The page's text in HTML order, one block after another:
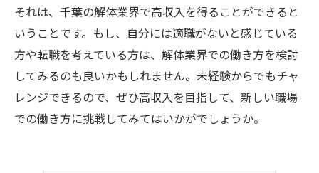
それは、千葉の解体業界で高収入を得ることができると
いうことです。もし、自分には適職がないと感じている
方や転職を考えている方は、解体業界での働き方を検討
してみるのも良いかもしれません。未経験からでもチャ
レンジできるので、ぜひ高収入を目指して、新しい職場
での働き方に挑戦してみてはいかがでしょうか。